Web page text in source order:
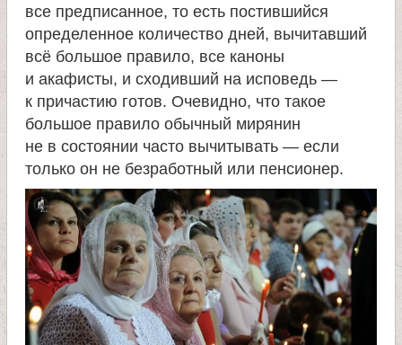
все предписанное, то есть постившийся
определенное количество дней, вычитавший
всё большое правило, все каноны
и акафисты, и сходивший на исповедь —
к причастию готов. Очевидно, что такое
большое правило обычный мирянин
не в состоянии часто вычитывать — если
только он не безработный или пенсионер.